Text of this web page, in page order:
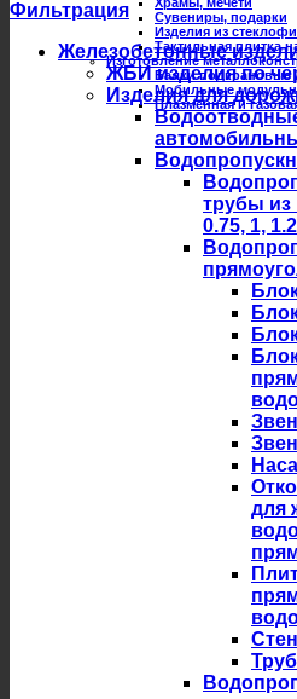
Сувениры, подарки
Изделия из
Тактильная плитка
Изготовление
Балки подкрановые
Мобильные
Плазменная и
Фильтрация
Железобетонные
ЖБИ изделия по
Изделия для
трубы из
0.75, 1,
для